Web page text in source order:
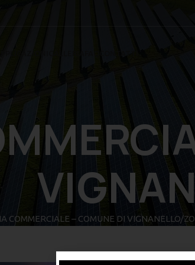
COMMERCIALE – COMUNE DI VIGNANELLO